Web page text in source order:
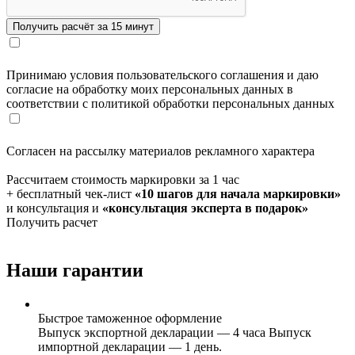
Принимаю условия пользовательского соглашения и даю
согласие на обработку моих персональных данных в
соответствии с политикой обработки персональных данных
Согласен на рассылку материалов рекламного характера
Рассчитаем стоимость маркировки за 1 час
+ бесплатный чек-лист «10 шагов для начала маркировки»
и консультация и «консультация эксперта в подарок»
Получить расчет
Наши гарантии
Быстрое таможенное оформление
Выпуск экспортной декларации — 4 часа Выпуск
импортной декларации — 1 день.